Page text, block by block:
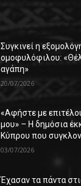
Συγκινεί η
ομοφυλόφιλου:
αγάπη»
20/07/2026
«Αφήστε με
μου» – Η δημόσια
Κύπρου που
03/07/2026
Έχασαν τα πάντα